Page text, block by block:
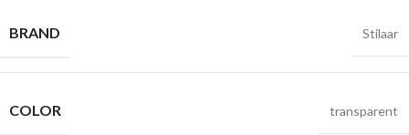
BRAND Stilaar
COLOR transparent